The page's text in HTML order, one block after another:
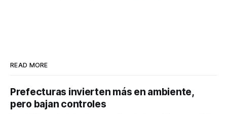
READ MORE
Prefecturas invierten más en ambiente,
pero bajan controles